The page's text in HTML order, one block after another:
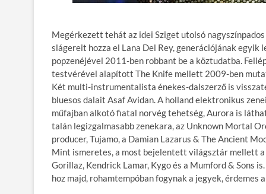
Megérkezett tehát az idei Sziget utolsó
slágereit hozza el Lana Del Rey, generációjának
popzenéjével 2011-ben robbant be a köztudatba.
testvérével alapított The Knife mellett 2009-ben
Két multi-instrumentalista énekes-dalszerző is
bluesos dalait Asaf Avidan. A holland elektronikus
műfajban alkotó fiatal norvég tehetség, Aurora is
talán legizgalmasabb zenekara, az Unknown Mortal
producer, Tujamo, a Damian Lazarus & The Ancient
Mint ismeretes, a most bejelentett világsztár mellett
Gorillaz, Kendrick Lamar, Kygo és a Mumford & Sons
hoz majd, rohamtempóban fogynak a jegyek, érdemes